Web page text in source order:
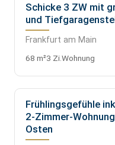
Schicke 3 ZW mit
und
Frankfurt am Main
68 m²3 Zi.Wohnung
VERMIETET
Frühlingsgefühle
2-Zimmer-
Osten